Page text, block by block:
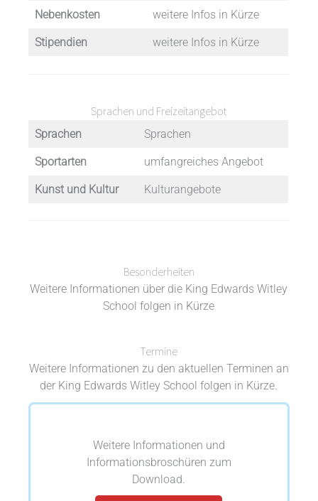
Nebenkosten weitere Infos in Kürze
Stipendien weitere Infos in Kürze
Sprachen und Freizeitangebot
Sprachen Sprachen
Sportarten umfangreiches Angebot
Kunst und Kultur Kulturangebote
Besonderheiten
Weitere Informationen über die King Edwards Witley
School folgen in Kürze
Termine
Weitere Informationen zu den aktuellen Terminen an
der King Edwards Witley School folgen in Kürze.
Weitere Informationen und
Informationsbroschüren zum
Download.